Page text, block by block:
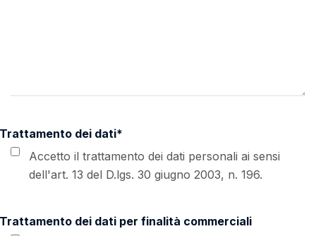
Trattamento dei dati*
Accetto il trattamento dei dati personali ai sensi
dell'art. 13 del D.lgs. 30 giugno 2003, n. 196.
Trattamento dei dati per finalità commerciali